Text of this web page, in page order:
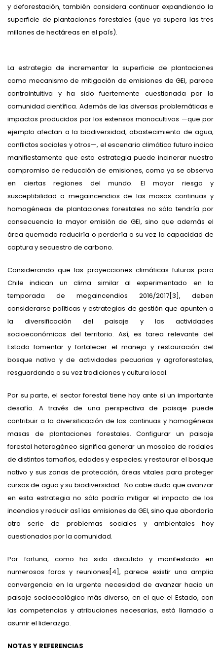
y deforestación, también considera continuar expandiendo la
superficie de plantaciones forestales (que ya supera las tres
millones de hectáreas en el país).
La estrategia de incrementar la superficie de plantaciones
como mecanismo de mitigación de emisiones de GEI, parece
contraintuitiva y ha sido fuertemente cuestionada por la
comunidad científica. Además de las diversas problemáticas e
impactos producidos por los extensos monocultivos —que por
ejemplo afectan a la biodiversidad, abastecimiento de agua,
conflictos sociales y otros—, el escenario climático futuro indica
manifiestamente que esta estrategia puede incinerar nuestro
compromiso de reducción de emisiones, como ya se observa
en ciertas regiones del mundo. El mayor riesgo y
susceptibilidad a megaincendios de las masas continuas y
homogéneas de plantaciones forestales no sólo tendría por
consecuencia la mayor emisión de GEI, sino que además el
área quemada reduciría o perdería a su vez la capacidad de
captura y secuestro de carbono.
Considerando que las proyecciones climáticas futuras para
Chile indican un clima similar al experimentado en la
temporada de megaincendios 2016/2017[3], deben
considerarse políticas y estrategias de gestión que apunten a
la diversificación del paisaje y las actividades
socioeconómicas del territorio. Así, es tarea relevante del
Estado fomentar y fortalecer el manejo y restauración del
bosque nativo y de actividades pecuarias y agroforestales,
resguardando a su vez tradiciones y cultura local.
Por su parte, el sector forestal tiene hoy ante sí un importante
desafío. A través de una perspectiva de paisaje puede
contribuir a la diversificación de las continuas y homogéneas
masas de plantaciones forestales. Configurar un paisaje
forestal heterogéneo significa generar un mosaico de rodales
de distintos tamaños, edades y especies; y restaurar el bosque
nativo y sus zonas de protección, áreas vitales para proteger
cursos de agua y su biodiversidad. No cabe duda que avanzar
en esta estrategia no sólo podría mitigar el impacto de los
incendios y reducir así las emisiones de GEI, sino que abordaría
otra serie de problemas sociales y ambientales hoy
cuestionados por la comunidad.
Por fortuna, como ha sido discutido y manifestado en
numerosos foros y reuniones[4], parece existir una amplia
convergencia en la urgente necesidad de avanzar hacia un
paisaje socioecológico más diverso, en el que el Estado, con
las competencias y atribuciones necesarias, está llamado a
asumir el liderazgo.
NOTAS Y REFERENCIAS